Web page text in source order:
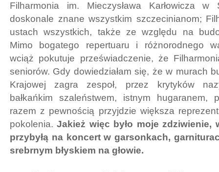
Filharmonia im. Mieczysława Karłowicza w
doskonale znane wszystkim szczecinianom;
ustach wszystkich, także ze względu na
Mimo bogatego repertuaru i różnorodnego
wciąż pokutuje przeświadczenie, że
seniorów. Gdy dowiedziałam się, że w murach
Krajowej zagra zespoł, przez krytyków
bałkańkim szaleństwem, istnym hugaranem,
razem z pewnością przyjdzie większa
pokolenia.Jakież więc było moje zdziwienie,
przybyłą na koncert w garsonkach,
srebrnym błyskiem na głowie.